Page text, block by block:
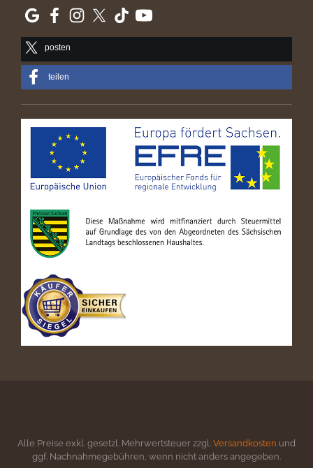
posten
teilen
Alle Preise exkl. gesetzl. Mehrwertsteuer zzgl. Versandkosten und
ggf. Nachnahmegebühren, wenn nicht anders angegeben.